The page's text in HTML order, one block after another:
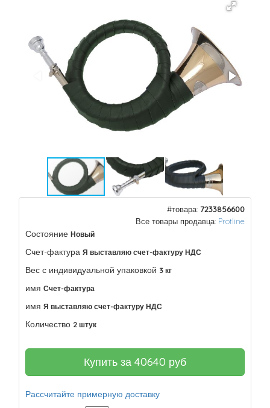
#товара: 7233856600
Все товары продавца: Protline
Состояние Новый
Счет-фактура Я выставляю счет-фактуру НДС
Вес с индивидуальной упаковкой 3 кг
имя Счет-фактура
имя Я выставляю счет-фактуру НДС
Количество 2 штук
Купить за 40640 руб
Рассчитайте примерную доставку